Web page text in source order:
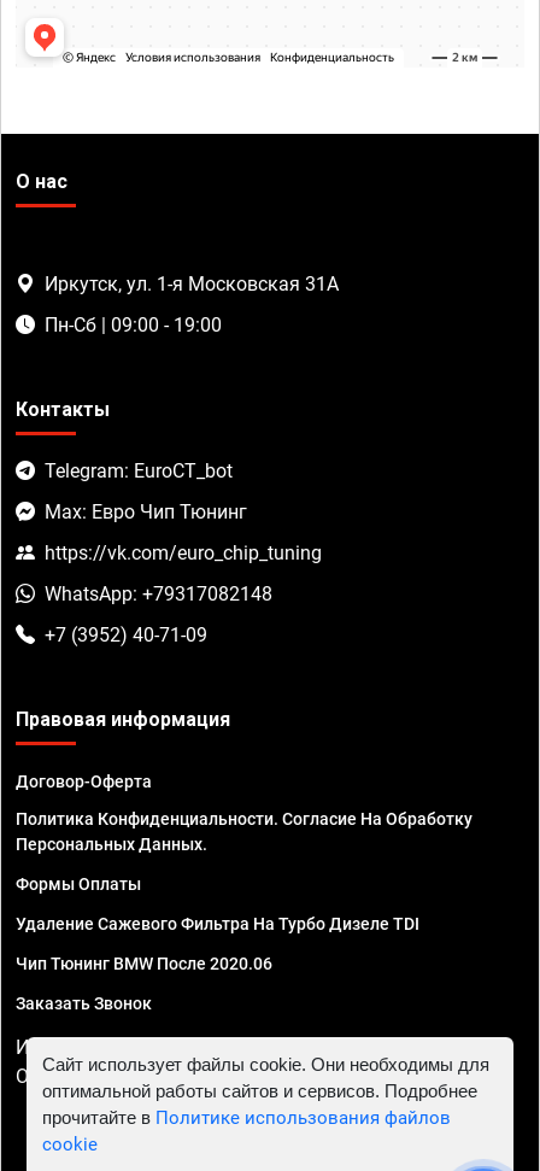
О нас
Иркутск, ул. 1-я Московская 31А
Пн-Сб | 09:00 - 19:00
Контакты
Telegram: EuroCT_bot
Max: Евро Чип Тюнинг
https://vk.com/euro_chip_tuning
WhatsApp: +79317082148
+7 (3952) 40-71-09
Правовая информация
Договор-Оферта
Политика Конфиденциальности. Согласие На Обработку
Персональных Данных.
Формы Оплаты
Удаление Сажевого Фильтра На Турбо Дизеле TDI
Чип Тюнинг BMW После 2020.06
Заказать Звонок
ИП Смирнов Георгий Павлович. ИНН 781302555843,
ОГРНИП 324470400032610
Сайт использует файлы cookie. Они необходимы для
оптимальной работы сайтов и сервисов. Подробнее
прочитайте в Политике использования файлов
cookie